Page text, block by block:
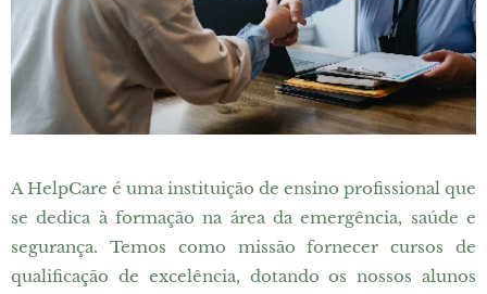
A HelpCare é uma instituição de ensino profissional que
se dedica à formação na área da emergência, saúde e
segurança. Temos como missão fornecer cursos de
qualificação de excelência, dotando os nossos alunos